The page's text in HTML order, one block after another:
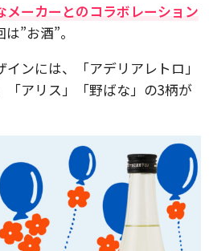
メーカーとのコラボレーション
”お酒”。
ンには、「アデリアレトロ」
「アリス」「野ばな」の3柄が